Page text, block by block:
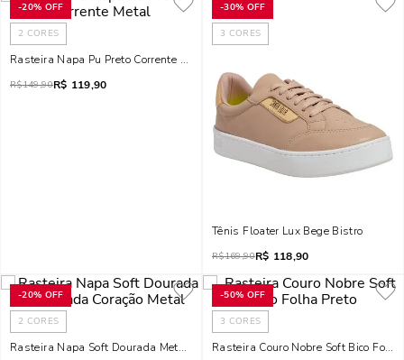
-20% OFF
2 CORES
Rasteira Napa Pu Preto Corrente Metal
R$149,90R$ 119,90
-30% OFF
3 CORES
Tênis Floater Lux Bege Bistro
R$169,90R$ 118,90
-20% OFF
2 CORES
Rasteira Napa Soft Dourada Metalizada Coração Metal
-50% OFF
3 CORES
Rasteira Couro Nobre Soft Bico Folha